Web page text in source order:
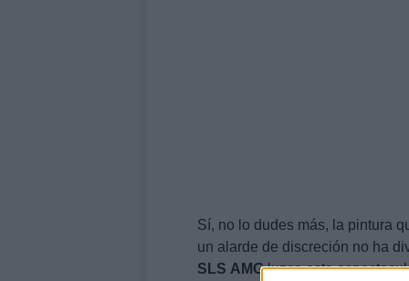
Sí, no lo dudes más, la pintura
un alarde de discreción no ha
SLS AMGluzca este